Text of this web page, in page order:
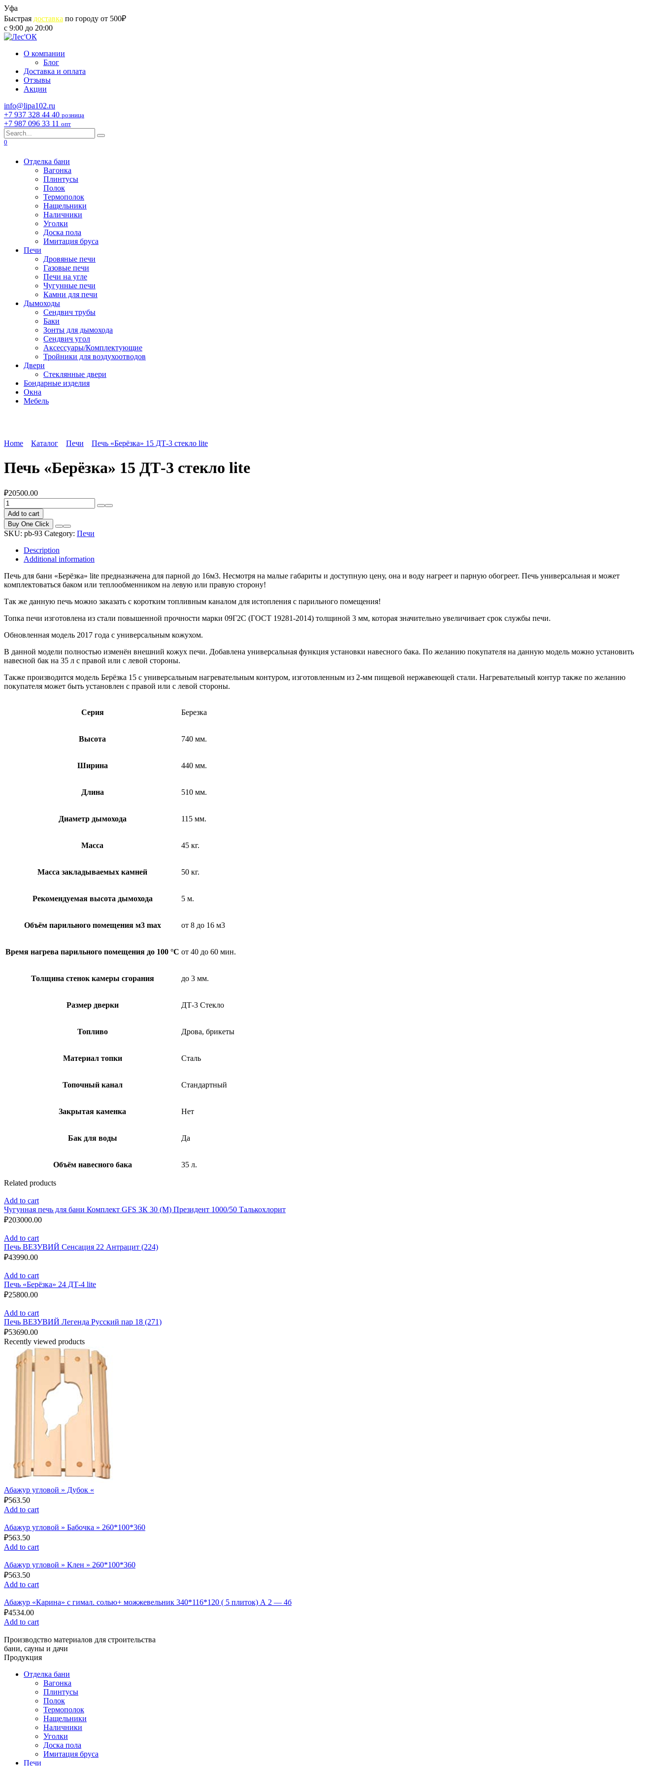
Skip
to
content
Уфа
Быстрая доставка по городу от 500₽
с 9:00 до 20:00
О компании
Блог
Доставка и оплата
Отзывы
Акции
info@lipa102.ru
+7 937 328 44 40 розница
+7 987 096 33 11 опт
Search
for:
0
Отделка бани
Вагонка
Плинтусы
Полок
Термополок
Нащельники
Наличники
Уголки
Доска пола
Имитация бруса
Печи
Дровяные печи
Газовые печи
Печи на угле
Чугунные печи
Камни для печи
Дымоходы
Сендвич трубы
Баки
Зонты для дымохода
Сендвич угол
Аксессуары/Комплектующие
Тройники для воздухоотводов
Двери
Стеклянные двери
Бондарные изделия
Окна
Мебель
Home Каталог Печи Печь «Берёзка» 15 ДТ-3 стекло lite
Печь «Берёзка» 15 ДТ-3 стекло lite
₽20500.00
Печь
«Берёзка»
15
ДТ-3
стекло
quantity
Add to cart
Buy One Click
SKU: pb-93 Category: Печи
Description
Additional information
Печь для бани «Берёзка» lite предназначена для парной до 16м3. Несмотря на малые габариты и доступную цену, она и воду нагреет и парную обогреет. Печь универсальная и может
комплектоваться баком или теплообменником на левую или правую сторону!
Так же данную печь можно заказать с коротким топливным каналом для истопления с парильного помещения!
Топка печи изготовлена из стали повышенной прочности марки 09Г2С (ГОСТ 19281-2014) толщиной 3 мм, которая значительно увеличивает срок службы печи.
Обновленная модель 2017 года с универсальным кожухом.
В данной модели полностью изменён внешний кожух печи. Добавлена универсальная функция установки навесного бака. По желанию покупателя на данную модель можно установить
навесной бак на 35 л с правой или с левой стороны.
Также производится модель Берёзка 15 с универсальным нагревательным контуром, изготовленным из 2-мм пищевой нержавеющей стали. Нагревательный контур также по желанию
покупателя может быть установлен с правой или с левой стороны.
Серия Березка
Высота 740 мм.
Ширина 440 мм.
Длина 510 мм.
Диаметр дымохода 115 мм.
Масса 45 кг.
Масса закладываемых камней 50 кг.
Рекомендуемая высота дымохода 5 м.
Объём парильного помещения м3 max от 8 до 16 м3
Время нагрева парильного помещения до 100 °С от 40 до 60 мин.
Толщина стенок камеры сгорания до 3 мм.
Размер дверки ДТ-3 Стекло
Топливо Дрова, брикеты
Материал топки Сталь
Топочный канал Стандартный
Закрытая каменка Нет
Бак для воды Да
Объём навесного бака 35 л.
Related products
Add to cart
Чугунная печь для бани Комплект GFS ЗК 30 (М) Президент 1000/50 Талькохлорит
₽203000.00
Add to cart
Печь ВЕЗУВИЙ Сенсация 22 Антрацит (224)
₽43990.00
Add to cart
Печь «Берёзка» 24 ДТ-4 lite
₽25800.00
Add to cart
Печь ВЕЗУВИЙ Легенда Русский пар 18 (271)
₽53690.00
Recently viewed products
Абажур угловой » Дубок «
₽563.50
Add to cart
Абажур угловой » Бабочка » 260*100*360
₽563.50
Add to cart
Абажур угловой » Клен » 260*100*360
₽563.50
Add to cart
Абажур «Карина» с гимал. солью+ можжевельник 340*116*120 ( 5 плиток) А 2 — 4б
₽4534.00
Add to cart
Производство материалов для строительства
бани, сауны и дачи
Продукция
Отделка бани
Вагонка
Плинтусы
Полок
Термополок
Нащельники
Наличники
Уголки
Доска пола
Имитация бруса
Печи